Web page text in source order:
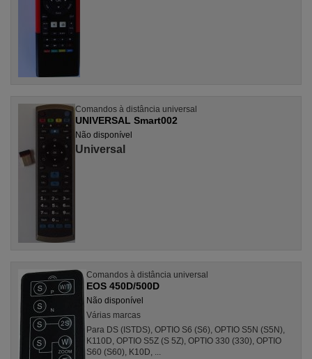
Comandos à distância universal
UNIVERSAL Smart002
Não disponível
Universal
Comandos à distância universal
EOS 450D/500D
Não disponível
Várias marcas
Para DS (ISTDS), OPTIO S6 (S6), OPTIO S5N (S5N),
K110D, OPTIO S5Z (S 5Z), OPTIO 330 (330), OPTIO
S60 (S60), K10D, ...